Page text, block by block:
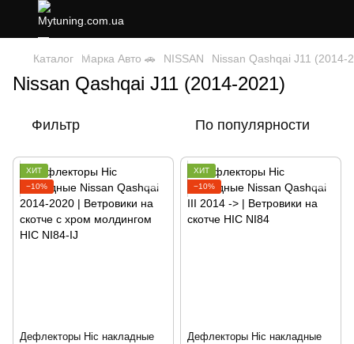
Каталог Марка Авто 🚗 NISSAN Nissan Qashqai J11 (2014-
Nissan Qashqai J11 (2014-2021)
Фильтр По популярности
ХИТ
−10%
Дефлекторы Hic накладные
ХИТ
−10%
Дефлекторы Hic накладные